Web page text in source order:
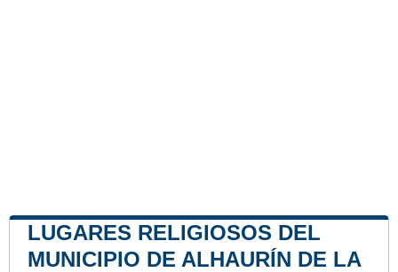
LUGARES RELIGIOSOS DEL
MUNICIPIO DE ALHAURÍN DE LA